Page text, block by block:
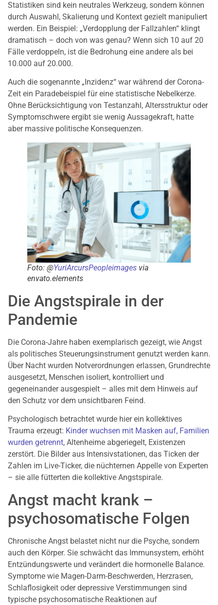
Statistiken sind kein neutrales Werkzeug, sondern können
durch Auswahl, Skalierung und Kontext gezielt manipuliert
werden. Ein Beispiel: „Verdopplung der Fallzahlen“ klingt
dramatisch – doch von was genau? Wenn sich 10 auf 20
Fälle verdoppeln, ist die Bedrohung eine andere als bei
10.000 auf 20.000.
Auch die sogenannte „Inzidenz“ war während der Corona-
Zeit ein Paradebeispiel für eine statistische Nebelkerze.
Ohne Berücksichtigung von Testanzahl, Altersstruktur oder
Symptomschwere ergibt sie wenig Aussagekraft, hatte
aber massive politische Konsequenzen.
Foto: @YuriArcursPeopleimages via
envato.elements
Die Angstspirale in der
Pandemie
Die Corona-Jahre haben exemplarisch gezeigt, wie Angst
als politisches Steuerungsinstrument genutzt werden kann.
Über Nacht wurden Notverordnungen erlassen, Grundrechte
ausgesetzt, Menschen isoliert, kontrolliert und
gegeneinander ausgespielt – alles mit dem Hinweis auf
den Schutz vor dem unsichtbaren Feind.
Psychologisch betrachtet wurde hier ein kollektives
Trauma erzeugt: Kinder wuchsen mit Masken auf, Familien
wurden getrennt, Altenheime abgeriegelt, Existenzen
zerstört. Die Bilder aus Intensivstationen, das Ticken der
Zahlen im Live-Ticker, die nüchternen Appelle von Experten
– sie alle fütterten die kollektive Angstspirale.
Angst macht krank –
psychosomatische Folgen
Chronische Angst belastet nicht nur die Psyche, sondern
auch den Körper. Sie schwächt das Immunsystem, erhöht
Entzündungswerte und verändert die hormonelle Balance.
Symptome wie Magen-Darm-Beschwerden, Herzrasen,
Schlaflosigkeit oder depressive Verstimmungen sind
typische psychosomatische Reaktionen auf